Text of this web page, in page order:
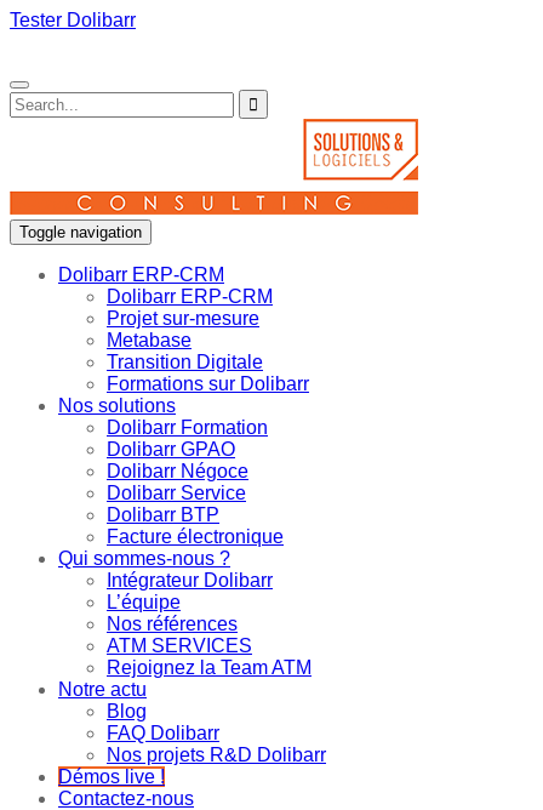
Tester Dolibarr
Toggle navigation
Dolibarr ERP-CRM
Dolibarr ERP-CRM
Projet sur-mesure
Metabase
Transition Digitale
Formations sur Dolibarr
Nos solutions
Dolibarr Formation
Dolibarr GPAO
Dolibarr Négoce
Dolibarr Service
Dolibarr BTP
Facture électronique
Qui sommes-nous ?
Intégrateur Dolibarr
L’équipe
Nos références
ATM SERVICES
Rejoignez la Team ATM
Notre actu
Blog
FAQ Dolibarr
Nos projets R&D Dolibarr
Démos live !
Contactez-nous